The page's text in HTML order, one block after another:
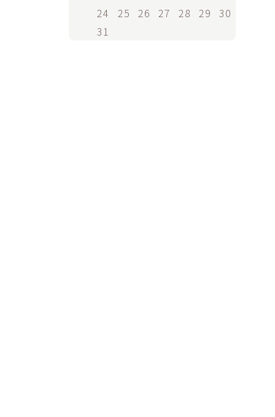
24
25 26 27 28 29
30
31